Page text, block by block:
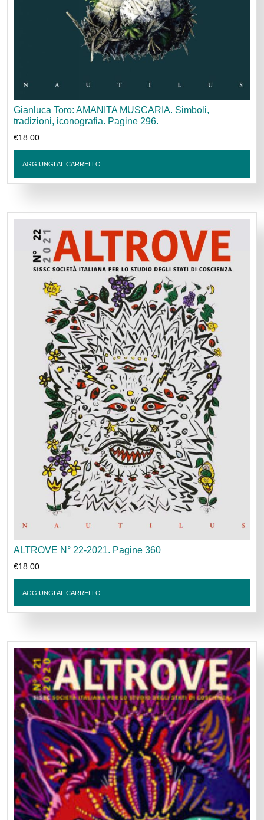
Gianluca Toro: AMANITA MUSCARIA. Simboli,
tradizioni, iconografia. Pagine 296.
€18.00
AGGIUNGI AL CARRELLO
ALTROVE N° 22-2021. Pagine 360
€18.00
AGGIUNGI AL CARRELLO